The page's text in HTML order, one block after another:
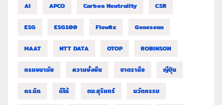
AI APCO Carbon Neutrality CSR
ESG ESG100 Flowfix Genesenn
MAAT NTT DATA OTOP ROBINSON
กรมอนามัย ความยั่งยืน ชาตรามือ ญี่ปุ่น
ดร.นิด ดีโด้ ตม.สุรินทร์ นวัตกรรม